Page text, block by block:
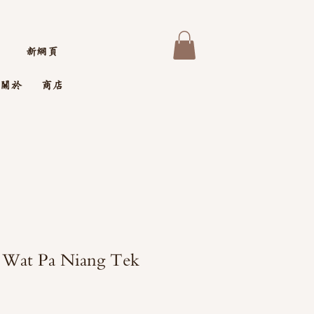
新網頁
關於 商店
Pa Niang Tek